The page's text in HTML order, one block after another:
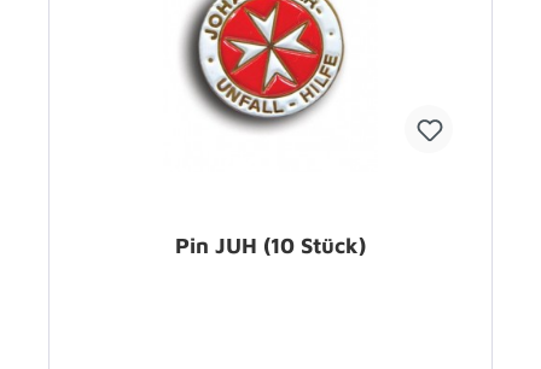
Pin JUH (10 Stück)